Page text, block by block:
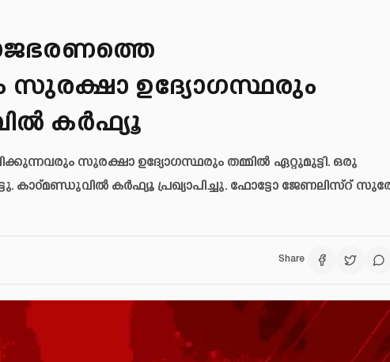
ഉദ്യോഗസ്ഥരും
കർഫ്യൂ
സുരക്ഷാ ഉദ്യോഗസ്ഥരും തമ്മിൽ ഏറ്റുമുട്ടി. ഒരു
കാഠ്മണ്ഡുവിൽ കർഫ്യൂ പ്രഖ്യാപിച്ചു. ഫോട്ടോ ജേണലിസ്റ്
Share